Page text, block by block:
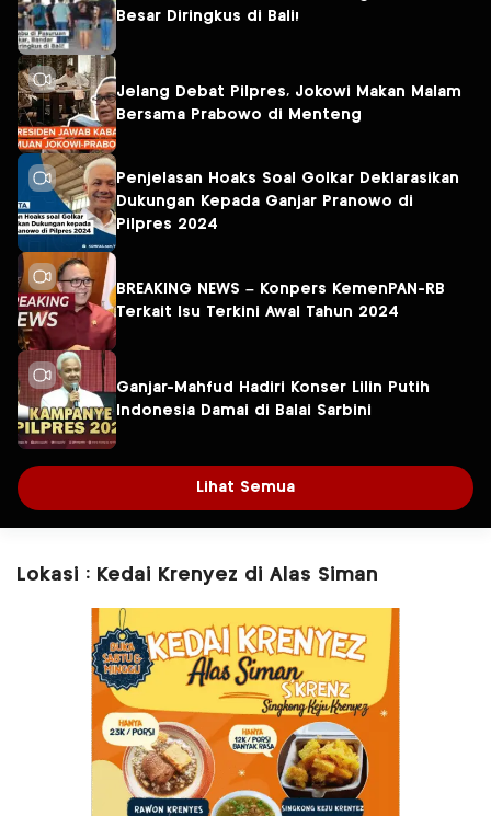
Besar Diringkus di Bali!
Jelang Debat Pilpres, Jokowi Makan Malam
Bersama Prabowo di Menteng
Penjelasan Hoaks Soal Golkar Deklarasikan
Dukungan Kepada Ganjar Pranowo di
Pilpres 2024
BREAKING NEWS – Konpers KemenPAN-RB
Terkait Isu Terkini Awal Tahun 2024
Ganjar-Mahfud Hadiri Konser Lilin Putih
Indonesia Damai di Balai Sarbini
Lihat Semua
Lokasi : Kedai Krenyez di Alas Siman